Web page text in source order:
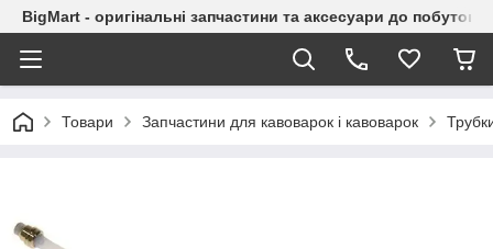
BigMart - оригінальні запчастини та аксесуари до побутової
Товари Запчастини для кавоварок і кавоварок